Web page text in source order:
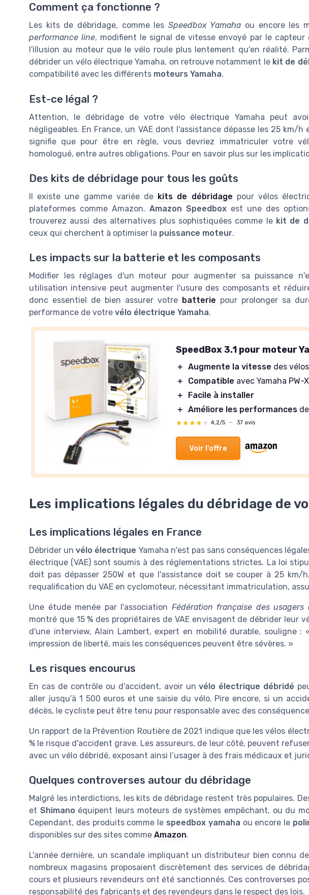
Comment ça fonctionne ?
Les kits de débridage, comme les Speedbox Yamaha ou encore les
performance line, modifient le signal de vitesse envoyé par le capteur
l'illusion au moteur que le vélo roule plus lentement qu'en réalité.
débrider un vélo électrique Yamaha, on retrouve notamment le kit de
compatibilité avec les différents moteurs Yamaha.
Est-ce légal ?
Attention, le débridage de votre vélo électrique Yamaha peut
négligeables. En France, un VAE dont l'assistance dépasse les 25 km/
signifie que pour être en règle, vous devriez immatriculer votre
homologué, entre autres obligations. Pour en savoir plus sur les
Des kits de débridage pour tous les goûts
Il existe une gamme variée de kits de débridage pour vélos
plateformes comme Amazon. Amazon Speedbox est une des
trouverez aussi des alternatives plus sophistiquées comme le kit de
ceux qui cherchent à optimiser la puissance moteur.
Les impacts sur la batterie et les composants
Modifier les réglages d'un moteur pour augmenter sa puissance
utilisation intensive peut augmenter l'usure des composants et
donc essentiel de bien assurer votre batterie pour prolonger sa
performance de votre vélo électrique Yamaha.
SpeedBox 3.1 pour moteur
＋ Augmente la vitesse des
＋
Compatible avec Yamaha PW-
＋
Facile à installer
＋ Améliore les performances
★★★★★
★★★★★ 4,2/5 — 37 avis
Voir l'offre
Les implications légales du débridage de
Les implications légales en France
Débrider unvélo électrique Yamaha n'est pas sans conséquences
électrique (VAE) sont soumis à des réglementations strictes. La loi
doit pas dépasser 250W et que l'assistance doit se couper à 25 km/
requalification du VAE en cyclomoteur, nécessitant immatriculation,
Une étude menée par l'association Fédération française des
montré que 15 % des propriétaires de VAE envisagent de débrider leur
d'une interview, Alain Lambert, expert en mobilité durable, souligne :
impression de liberté, mais les conséquences peuvent être sévères. »
Les risques encourus
En cas de contrôle ou d'accident, avoir unvélo électrique débridé
aller jusqu’à 1 500 euros et une saisie du vélo. Pire encore, si un
décès, le cycliste peut être tenu pour responsable avec des
Un rapport de la Prévention Routière de 2021 indique que les vélos
% le risque d'accident grave. Les assureurs, de leur côté, peuvent
avec un vélo débridé, exposant ainsi l’usager à des frais médicaux et
Quelques controverses autour du débridage
Malgré les interdictions, les kits de débridage restent très populaires.
et Shimano équipent leurs moteurs de systèmes empêchant, ou du
Cependant, des produits comme le speedbox yamaha ou encore le
disponibles sur des sites comme Amazon.
L'année dernière, un scandale impliquant un distributeur bien connu
nombreux magasins proposaient discrètement des services de
cours et plusieurs revendeurs ont été sanctionnés. Ces controverses
responsabilité des fabricants et des revendeurs dans le respect des lois.